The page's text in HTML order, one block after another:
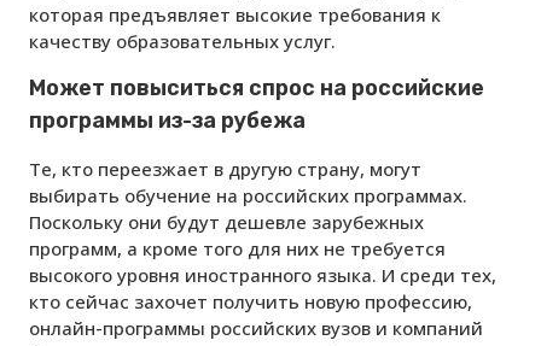
которая предъявляет высокие требования к
качеству образовательных услуг.
Может повыситься спрос на российские
программы из-за рубежа
Те, кто переезжает в другую страну, могут
выбирать обучение на российских программах.
Поскольку они будут дешевле зарубежных
программ, а кроме того для них не требуется
высокого уровня иностранного языка. И среди тех,
кто сейчас захочет получить новую профессию,
онлайн-программы российских вузов и компаний